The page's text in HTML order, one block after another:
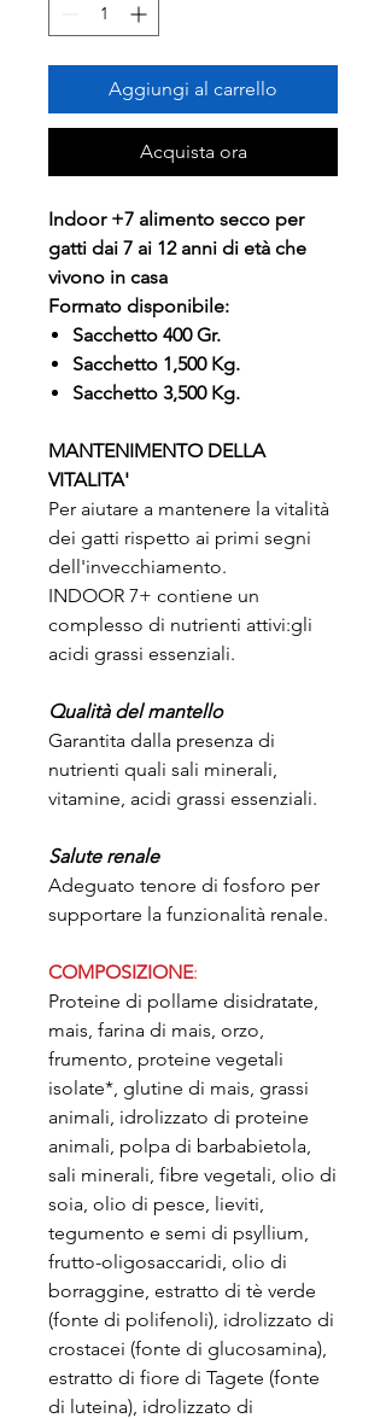
Aggiungi al carrello
Acquista ora
Indoor +7 alimento secco per
gatti dai 7 ai 12 anni di età che
vivono in casa
Formato disponibile:
Sacchetto 400 Gr.
Sacchetto 1,500 Kg.
Sacchetto 3,500 Kg.
MANTENIMENTO DELLA
VITALITA'
Per aiutare a mantenere la vitalità
dei gatti rispetto ai primi segni
dell'invecchiamento.
INDOOR 7+ contiene un
complesso di nutrienti attivi:gli
acidi grassi essenziali.
Qualità del mantello
Garantita dalla presenza di
nutrienti quali sali minerali,
vitamine, acidi grassi essenziali.
Salute renale
Adeguato tenore di fosforo per
supportare la funzionalità renale.
COMPOSIZIONE:
Proteine di pollame disidratate,
mais, farina di mais, orzo,
frumento, proteine vegetali
isolate*, glutine di mais, grassi
animali, idrolizzato di proteine
animali, polpa di barbabietola,
sali minerali, fibre vegetali, olio di
soia, olio di pesce, lieviti,
tegumento e semi di psyllium,
frutto-oligosaccaridi, olio di
borraggine, estratto di tè verde
(fonte di polifenoli), idrolizzato di
crostacei (fonte di glucosamina),
estratto di fiore di Tagete (fonte
di luteina), idrolizzato di